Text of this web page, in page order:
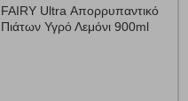
FAIRY Ultra Απορρυπαντικό
Πιάτων Υγρό Λεμόνι 900ml